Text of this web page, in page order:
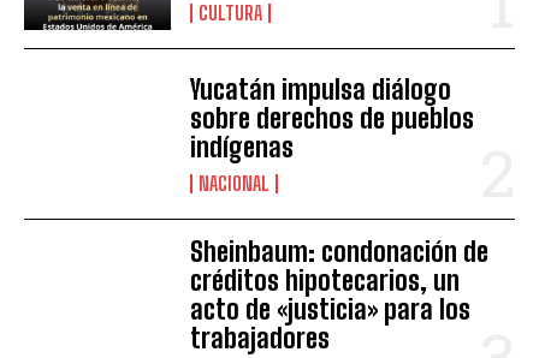
CULTURA
Yucatán impulsa diálogo
sobre derechos de pueblos
indígenas
NACIONAL
Sheinbaum: condonación de
créditos hipotecarios, un
acto de «justicia» para los
trabajadores